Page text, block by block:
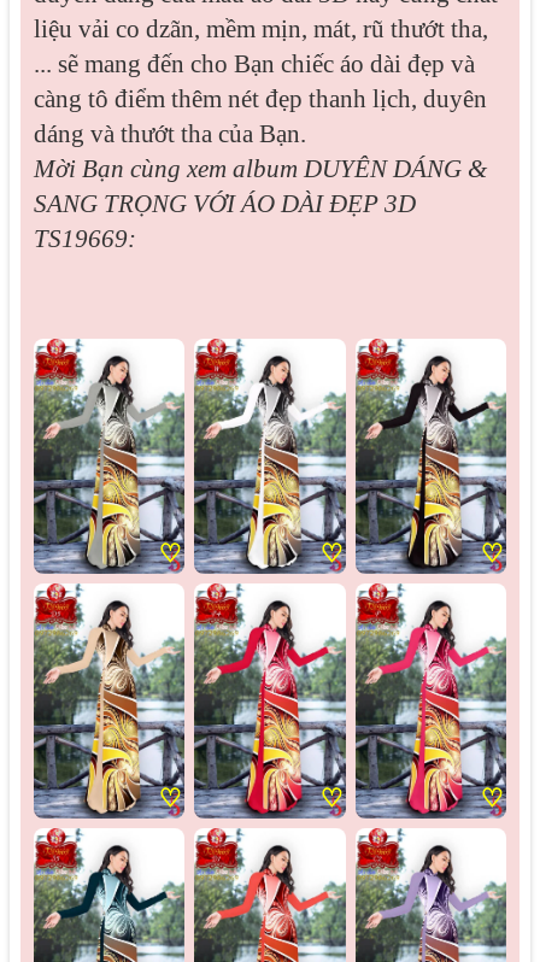
liệu vải co dzãn, mềm mịn, mát, rũ thướt tha,
... sẽ mang đến cho Bạn chiếc áo dài đẹp và
càng tô điểm thêm nét đẹp thanh lịch, duyên
dáng và thướt tha của Bạn.
Mời Bạn cùng xem album DUYÊN DÁNG &
SANG TRỌNG VỚI ÁO DÀI ĐẸP 3D
TS19669:
♡ ♡ ♡
♡ ♡ ♡